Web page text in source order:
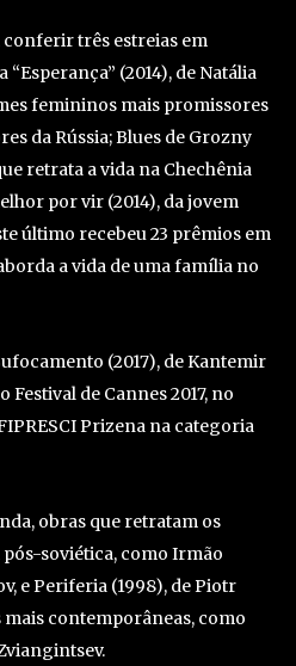
três estreias em
(2014), de Natália
femininos mais promissores
da Rússia; Blues de Grozny
retrata a vida na Chechênia
por vir (2014), da jovem
último recebeu 23 prêmios em
a vida de uma família no
(2017), de Kantemir
de Cannes 2017, no
Prizena na categoria
obras que retratam os
pós-soviética, como Irmão
e Periferia (1998), de Piotr
contemporâneas, como